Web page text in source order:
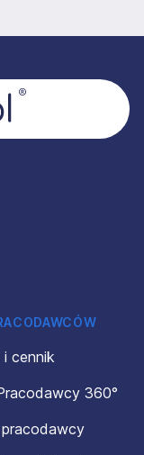
cennik
360°